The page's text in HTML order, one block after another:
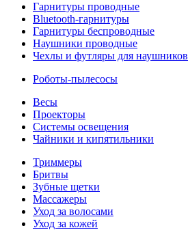
Гарнитуры проводные
Bluetooth-гарнитуры
Гарнитуры беспроводные
Наушники проводные
Чехлы и футляры для наушников
Роботы-пылесосы
Весы
Проекторы
Системы освещения
Чайники и кипятильники
Триммеры
Бритвы
Зубные щетки
Массажеры
Уход за волосами
Уход за кожей